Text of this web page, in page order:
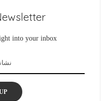
into your inbox